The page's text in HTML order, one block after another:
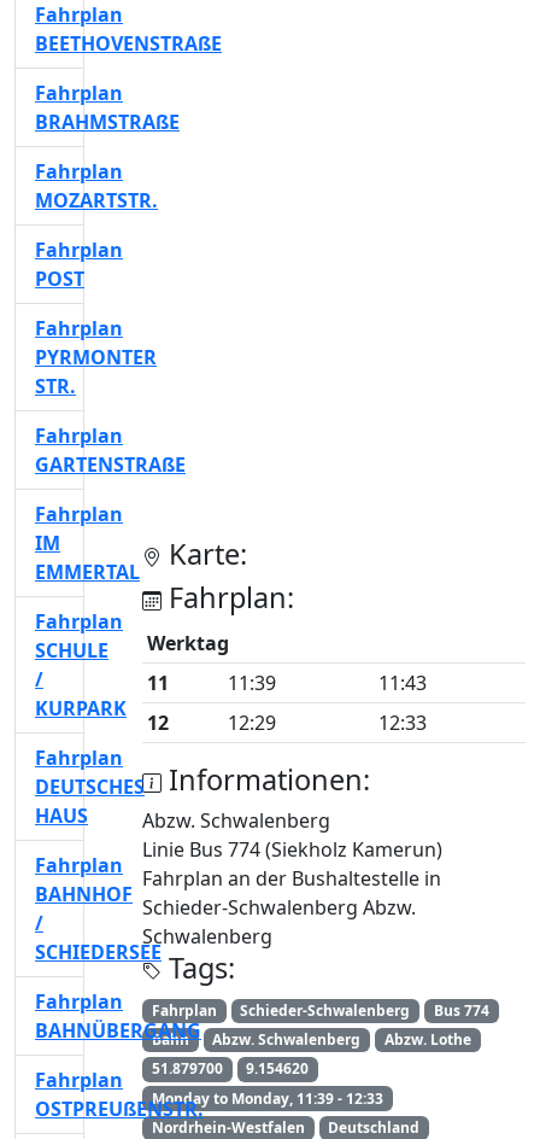
Karte:
Fahrplan:
Werktag
11
11:39
11:43
12
12:29 12:33
Informationen:
Abzw. Schwalenberg
Linie Bus 774 (Siekholz Kamerun)
Fahrplan an der Bushaltestelle in
Schieder-Schwalenberg Abzw.
Schwalenberg
Tags:
Fahrplan Schieder-Schwalenberg
Bus 774
Bahn
Abzw. Schwalenberg
Abzw. Lothe
51.879700
9.154620
Monday to Monday, 11:39 - 12:33
Nordrhein-Westfalen
Deutschland
Fahrplan
BEETHOVENSTRAßE
Fahrplan
BRAHMSTRAßE
Fahrplan
MOZARTSTR.
Fahrplan
POST
Fahrplan
PYRMONTER
STR.
Fahrplan
GARTENSTRAßE
Fahrplan
IM
EMMERTAL
Fahrplan
SCHULE
/
KURPARK
Fahrplan
DEUTSCHES
HAUS
Fahrplan
BAHNHOF
/
SCHIEDERSEE
Fahrplan
BAHNÜBERGANG
Fahrplan
OSTPREUßENSTR.